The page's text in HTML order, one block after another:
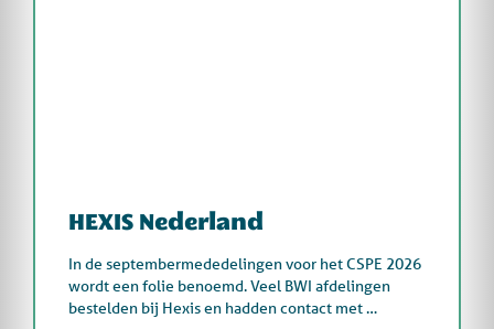
HEXIS Nederland
In de septembermededelingen voor het CSPE 2026
wordt een folie benoemd. Veel BWI afdelingen
bestelden bij Hexis en hadden contact met …